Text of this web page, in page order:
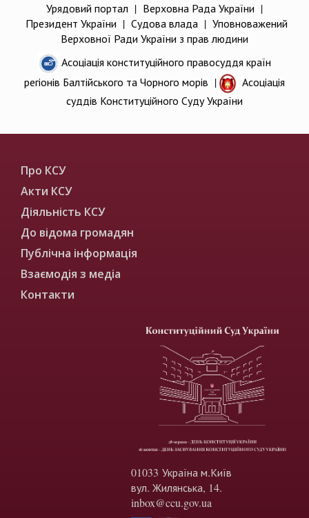
Урядовий портал | Верховна Рада України |
Президент України | Судова влада| Уповноважений
Верховної Ради України з прав людини
Асоціація конституційного правосуддя країн
регіонів Балтійського та Чорного морів |
Асоціація
суддів Конституційного Суду України
Про КСУ
Акти КСУ
Діяльність КСУ
До відома громадян
Публічна інформація
Взаємодія з медіа
Контакти
01033 Україна м.Київ
вул. Жилянська, 14.
inbox@ccu.gov.ua